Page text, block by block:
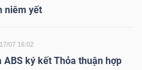
niêm yết
17/07 16:02
ABS ký kết Thỏa thuận hợp